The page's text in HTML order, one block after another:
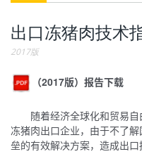
出口冻猪肉技术
2017版
（2017版）报告下载
随着经济全球化和贸易
冻猪肉出口企业，由于不了
垒的有效解决方案，造成出